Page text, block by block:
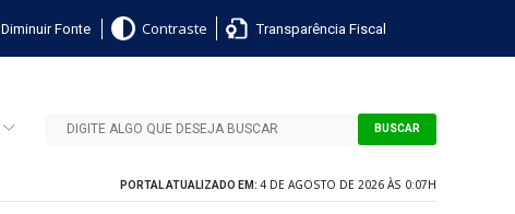
Diminuir Fonte Contraste Transparência Fiscal
BUSCAR
PORTAL ATUALIZADO EM: 4 DE AGOSTO DE 2026 ÀS 0:07H